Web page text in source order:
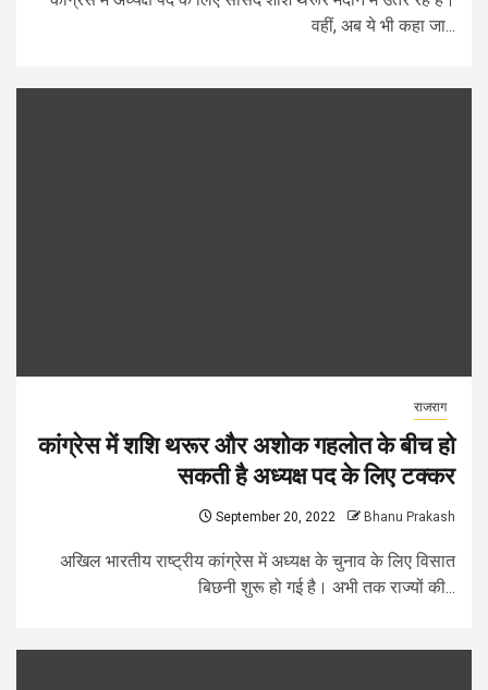
वहीं, अब ये भी कहा जा...
राजराग
कांग्रेस में शशि थरूर और अशोक गहलोत के बीच हो
सकती है अध्यक्ष पद के लिए टक्कर
September 20, 2022 Bhanu Prakash
अखिल भारतीय राष्ट्रीय कांग्रेस में अध्यक्ष के चुनाव के लिए विसात
बिछनी शुरू हो गई है। अभी तक राज्यों की...